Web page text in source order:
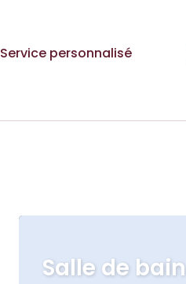
Service personnalisé
Salle de bain